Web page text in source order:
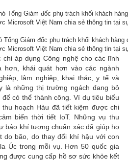
Tổng Giám đốc phụ trách khối khách hàng
Microsoft Việt Nam chia sẻ thông tin tại
chỉ áp dụng Công nghệ cho các lĩnh
hơn, khái quát hơn vào các ngành
lâm nghiệp, khai thác, y tế và
là những thị trường ngách đang bỏ
có thể thành công. Ví dụ tiêu biểu
thu hoạch Hàu đã tiết kiệm được chi
biến thời tiết IoT. Những vụ thu
báo khí tượng chuẩn xác đã giúp họ
do bão, do thay đổi khí hậu với con
Úc trong mỗi vụ. Hơn 50 quốc gia
được cung cấp hồ sơ sức khỏe kết